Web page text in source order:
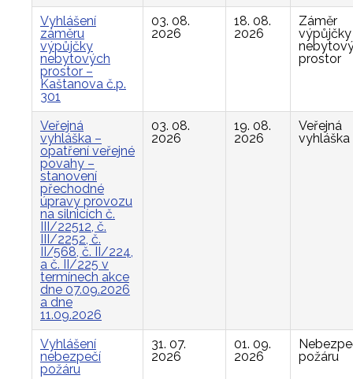
Vyhlášení
záměru
výpůjčky
nebytových
prostor –
Kaštanova č.p.
301
03. 08.
2026
18. 08.
2026
Záměr
výpůjčky
prostor
Veřejná
vyhláška –
opatření veřejné
povahy –
stanovení
přechodné
úpravy provozu
na silnicích č.
III/22512, č.
III/2252, č.
II/568, č. II/224,
a č. II/225 v
termínech akce
dne 07.09.2026
a dne
11.09.2026
03. 08.
2026
19. 08.
2026
Veřejná
vyhláška
Vyhlášení
nebezpečí
požáru
31. 07.
2026
01. 09.
2026
požáru